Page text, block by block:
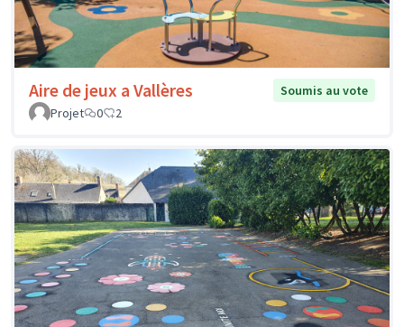
Aire de jeux a Vallères
Soumis au vote
Projet
0 2